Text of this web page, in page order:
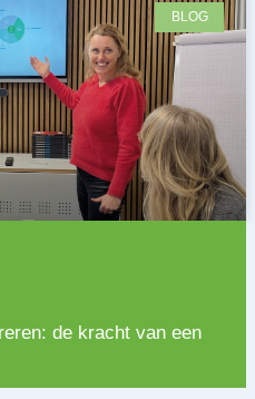
BLOG
de kracht van een